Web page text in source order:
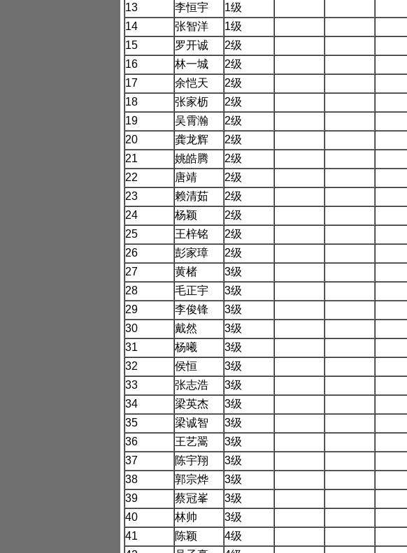
13
李恒宇 1级
14
张智洋 1级
15
罗开诚 2级
16
林一城 2级
17
余恺天 2级
18
张家枥 2级
19
吴霄瀚 2级
20
龚龙辉 2级
21
姚皓腾 2级
22
唐靖 2级
23
赖清茹 2级
24
杨颖 2级
25
王梓铭 2级
26
彭家璋 2级
27
黄楮 3级
28
毛正宇 3级
29
李俊锋 3级
30
戴然 3级
31
杨曦 3级
32
侯恒 3级
33
张志浩 3级
34
梁英杰 3级
35
梁诚智 3级
36
王艺翯 3级
37
陈宇翔 3级
38
郭宗烨 3级
39
蔡冠峯 3级
40
林帅 3级
41
陈颖 4级